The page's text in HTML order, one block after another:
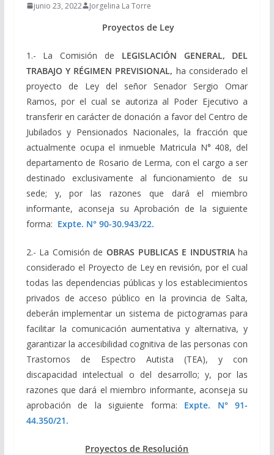
junio 23, 2022 Jorgelina La Torre
Proyectos de Ley
1.- La Comisión de LEGISLACIÓN GENERAL, DEL
TRABAJO Y RÉGIMEN PREVISIONAL, ha considerado el
proyecto de Ley del señor Senador Sergio Omar
Ramos, por el cual se autoriza al Poder Ejecutivo a
transferir en carácter de donación a favor del Centro de
Jubilados y Pensionados Nacionales, la fracción que
actualmente ocupa el inmueble Matricula N° 408, del
departamento de Rosario de Lerma, con el cargo a ser
destinado exclusivamente al funcionamiento de su
sede; y, por las razones que dará el miembro
informante, aconseja su Aprobación de la siguiente
forma: Expte. N° 90-30.943/22.
2.- La Comisión de OBRAS PUBLICAS E INDUSTRIAha
considerado el Proyecto de Ley en revisión, por el cual
todas las dependencias públicas y los establecimientos
privados de acceso público en la provincia de Salta,
deberán implementar un sistema de pictogramas para
facilitar la comunicación aumentativa y alternativa, y
garantizar la accesibilidad cognitiva de las personas con
Trastornos de Espectro Autista (TEA), y con
discapacidad intelectual o del desarrollo; y, por las
razones que dará el miembro informante, aconseja su
aprobación de la siguiente forma: Expte. N° 91-
44.350/21.
Proyectos de Resolución